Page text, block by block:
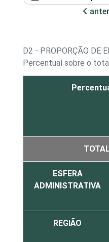
D2 - PROPORÇÃO DE
Percentual sobre o
ESFERA
ADMINISTRATIVA
REGIÃO